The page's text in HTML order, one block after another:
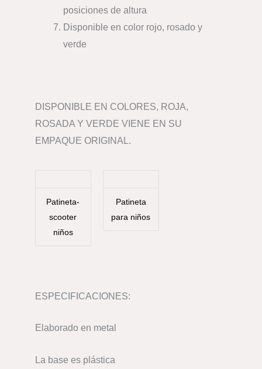
posiciones de altura
Disponible en color rojo, rosado y
verde
DISPONIBLE EN COLORES, ROJA,
ROSADA Y VERDE VIENE EN SU
EMPAQUE ORIGINAL.
Patineta-
scooter
niños
Patineta
para niños
ESPECIFICACIONES:
Elaborado en metal
La base es plástica